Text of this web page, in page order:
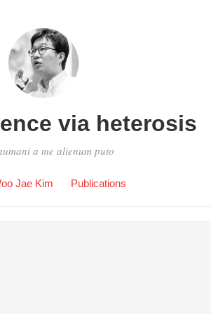
via heterosis
a me alienum puto
Jae Kim Publications